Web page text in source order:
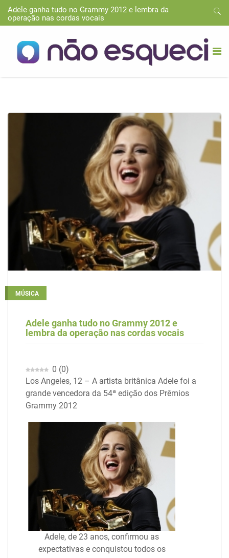
Adele ganha tudo no Grammy 2012 e lembra da
operação nas cordas vocais
MÚSICA
Adele ganha tudo no Grammy 2012 e
lembra da operação nas cordas vocais
0 (0)
Los Angeles, 12 – A artista britânica Adele foi a
grande vencedora da 54ª edição dos Prêmios
Grammy 2012
Adele, de 23 anos, confirmou as
expectativas e conquistou todos os